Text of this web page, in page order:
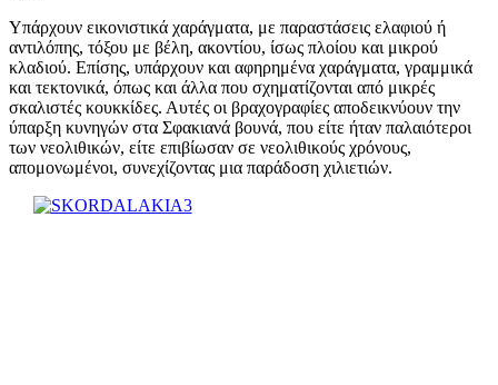
Υπάρχουν εικονιστικά χαράγματα, με παραστάσεις ελαφιού ή
αντιλόπης, τόξου με βέλη, ακοντίου, ίσως πλοίου και μικρού
κλαδιού. Επίσης, υπάρχουν και αφηρημένα χαράγματα, γραμμικά
και τεκτονικά, όπως και άλλα που σχηματίζονται από μικρές
σκαλιστές κουκκίδες. Αυτές οι βραχογραφίες αποδεικνύουν την
ύπαρξη κυνηγών στα Σφακιανά βουνά, που είτε ήταν παλαιότεροι
των νεολιθικών, είτε επιβίωσαν σε νεολιθικούς χρόνους,
απομονωμένοι, συνεχίζοντας μια παράδοση χιλιετιών.